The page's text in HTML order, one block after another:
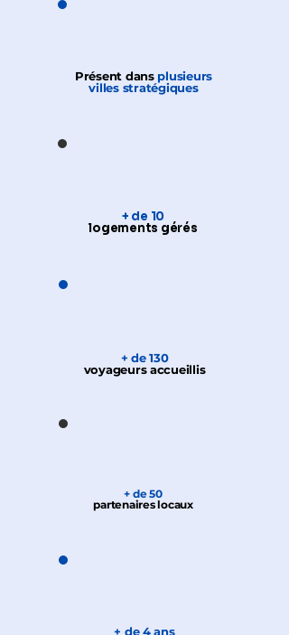
Présent dansplusieurs
villes stratégiques
+ de 10
logements gérés
+ de 130
voyageurs accueillis
+ de 50
partenaires locaux
+ de 4 ans